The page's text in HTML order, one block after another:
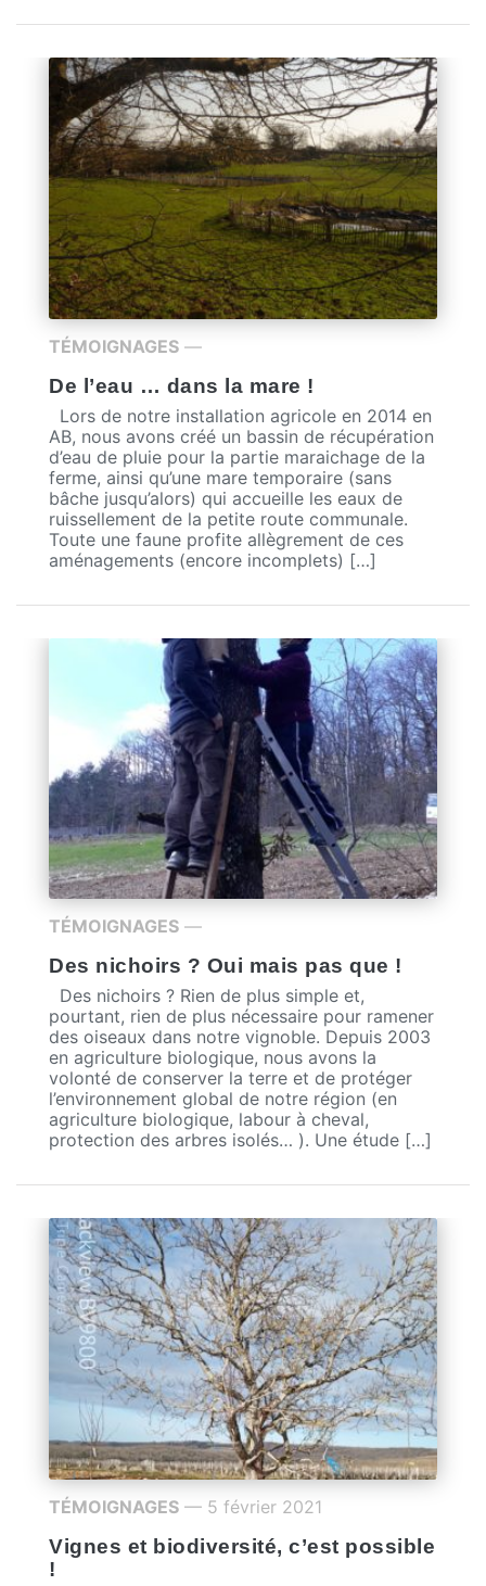
TÉMOIGNAGES —
De l’eau … dans la mare !
Lors de notre installation agricole en 2014 en
AB, nous avons créé un bassin de récupération
d’eau de pluie pour la partie maraichage de la
ferme, ainsi qu’une mare temporaire (sans
bâche jusqu’alors) qui accueille les eaux de
ruissellement de la petite route communale.
Toute une faune profite allègrement de ces
aménagements (encore incomplets) […]
TÉMOIGNAGES —
Des nichoirs ? Oui mais pas que !
Des nichoirs ? Rien de plus simple et,
pourtant, rien de plus nécessaire pour ramener
des oiseaux dans notre vignoble. Depuis 2003
en agriculture biologique, nous avons la
volonté de conserver la terre et de protéger
l’environnement global de notre région (en
agriculture biologique, labour à cheval,
protection des arbres isolés… ). Une étude […]
TÉMOIGNAGES — 5 février 2021
Vignes et biodiversité, c’est possible
!